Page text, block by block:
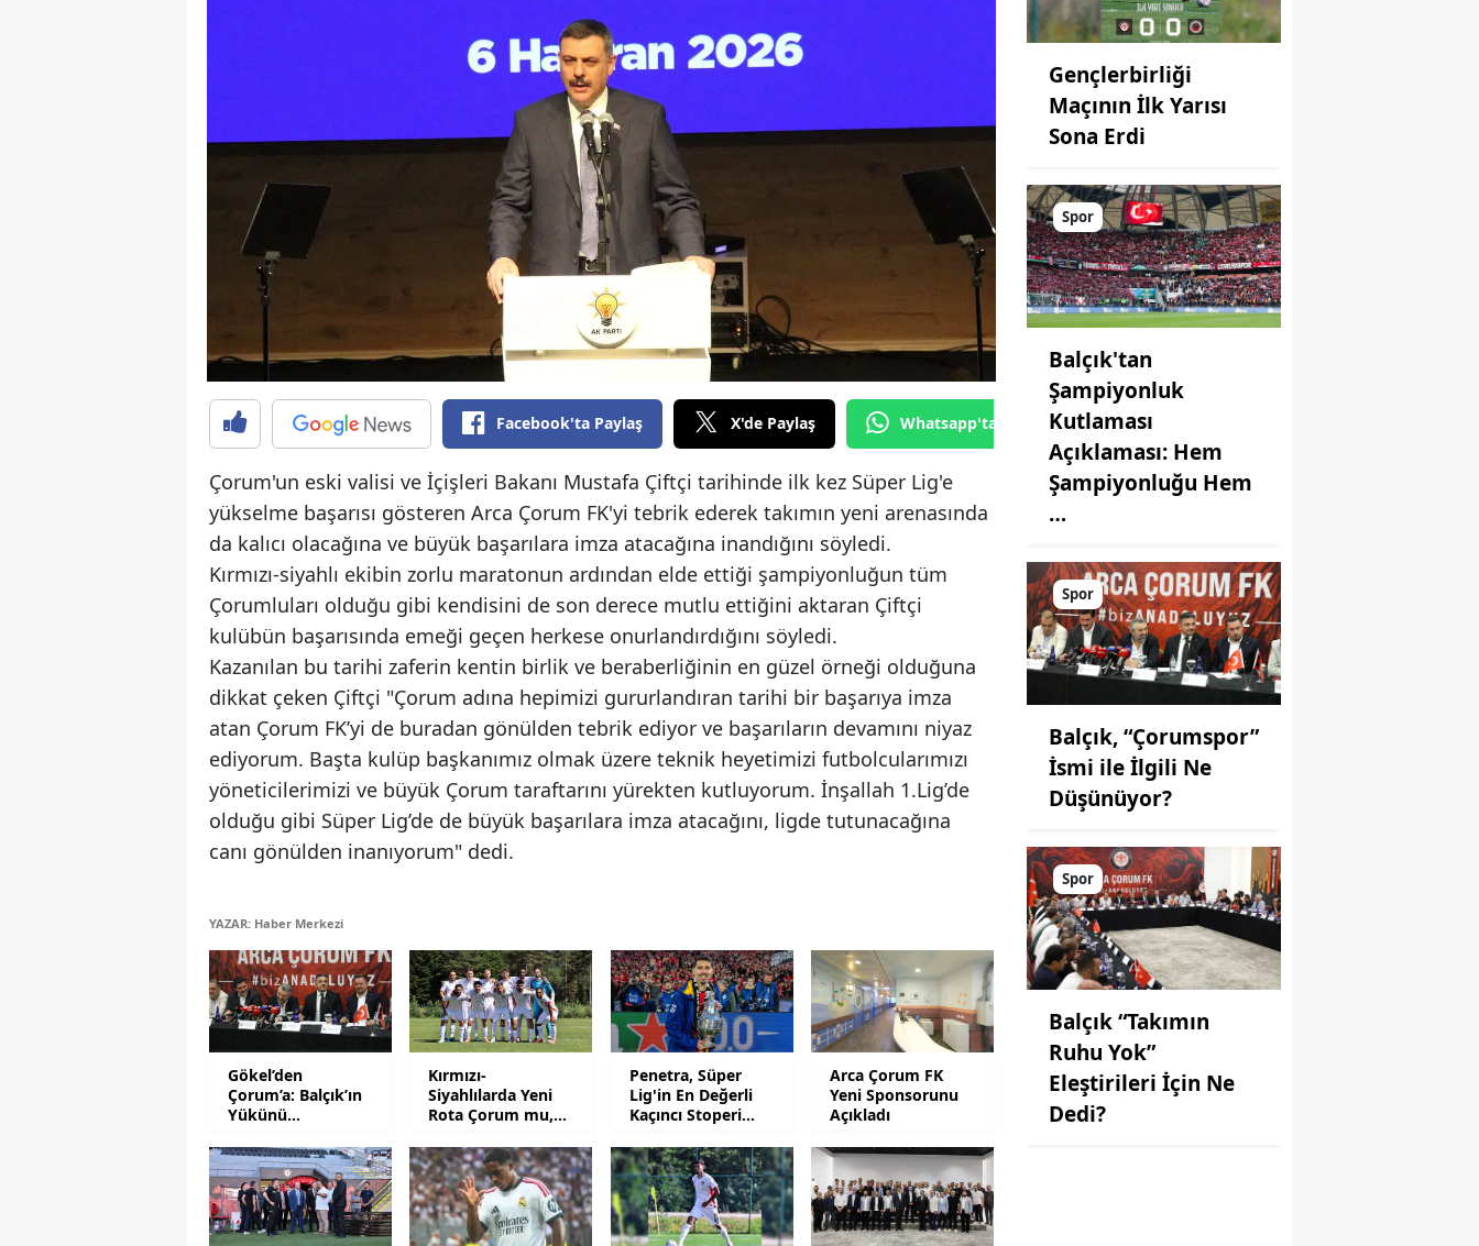
Elazığ
Erzincan
Erzurum
Gaziantep
Giresun
Gümüşhane
Hakkari
Hatay
Isparta
Mersin
İstanbul
Kastamonu
Kayseri
Kırklareli
Kırşehir
Kocaeli
Konya
Kütahya
Facebook'ta Paylaş X'de Paylaş Whatsapp'tan Gönder
Çorum'un eski valisi ve İçişleri Bakanı Mustafa Çiftçi tarihinde ilk kez Süper Lig'e
yükselme başarısı gösteren Arca Çorum FK'yi tebrik ederek takımın yeni arenasında
da kalıcı olacağına ve büyük başarılara imza atacağına inandığını söyledi.
Kırmızı-siyahlı ekibin zorlu maratonun ardından elde ettiği şampiyonluğun tüm
Çorumluları olduğu gibi kendisini de son derece mutlu ettiğini aktaran Çiftçi
kulübün başarısında emeği geçen herkese onurlandırdığını söyledi.
Kazanılan bu tarihi zaferin kentin birlik ve beraberliğinin en güzel örneği olduğuna
dikkat çeken Çiftçi "Çorum adına hepimizi gururlandıran tarihi bir başarıya imza
atan Çorum FK’yi de buradan gönülden tebrik ediyor ve başarıların devamını niyaz
ediyorum. Başta kulüp başkanımız olmak üzere teknik heyetimizi futbolcularımızı
yöneticilerimizi ve büyük Çorum taraftarını yürekten kutluyorum. İnşallah 1.Lig’de
olduğu gibi Süper Lig’de de büyük başarılara imza atacağını, ligde tutunacağına
canı gönülden inanıyorum" dedi.
YAZAR: Haber Merkezi
Gökel’den
Çorum’a: Balçık’ın
Yükünü
Kırmızı-
Siyahlılarda Yeni
Rota Çorum mu,
Penetra, Süper
Lig'in En Değerli
Kaçıncı Stoperi
Arca Çorum FK
Yeni Sponsorunu
Açıkladı
Gençlerbirliği
Maçının İlk Yarısı
Sona Erdi
Spor
Balçık'tan
Şampiyonluk
Kutlaması
Açıklaması: Hem
Şampiyonluğu Hem
…
Spor
Balçık, “Çorumspor”
İsmi ile İlgili Ne
Düşünüyor?
Spor
Balçık “Takımın
Ruhu Yok”
Eleştirileri İçin Ne
Dedi?